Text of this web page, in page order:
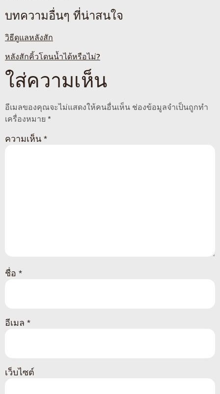
บทความอื่นๆ ที่น่าสนใจ
วิธีดูแลหลังสัก
หลังสักคิ้วโดนน้ำได้หรือไม่?
ใส่ความเห็น
อีเมลของคุณจะไม่แสดงให้คนอื่นเห็น ช่องข้อมูลจำเป็นถูกทำ
เครื่องหมาย *
ความเห็น *
ชื่อ *
อีเมล *
เว็บไซต์